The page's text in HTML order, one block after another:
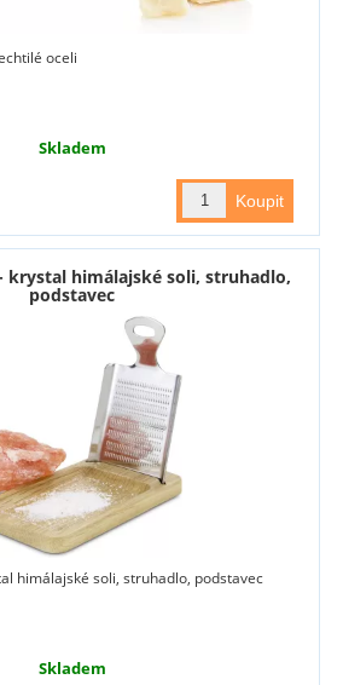
oceli
Skladem
krystal himálajské soli, struhadlo,
podstavec
himálajské soli, struhadlo, podstavec
Skladem